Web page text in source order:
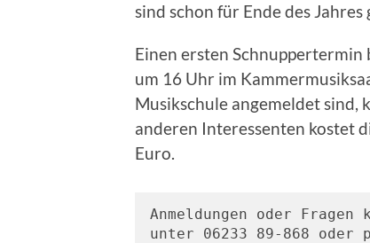
sind schon für Ende des Jahres
Einen ersten
um 16 Uhr im
Musikschule angemeldet sind,
anderen Interessenten kostet
Euro.
Anmeldungen oder
unter 06233 89-868 oder